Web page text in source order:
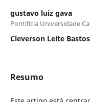
gustavo luiz gava
Pontifícia Universidade
Cleverson Leite Bastos
Resumo